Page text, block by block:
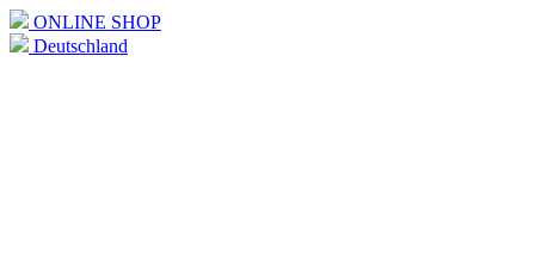
ONLINE SHOP
Deutschland